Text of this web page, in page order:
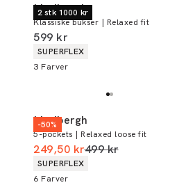
2 stk 1000 kr
Lindbergh
Klassiske bukser | Relaxed fit
I alt (inkl. rabat)
599 kr
Produkt egenskaber
SUPERFLEX
3 Farver
-50%
Lindbergh
5-pockets | Relaxed loose fit
249,50 krI alt (uden rabat)
499 kr
Produkt egenskaber
SUPERFLEX
6 Farver